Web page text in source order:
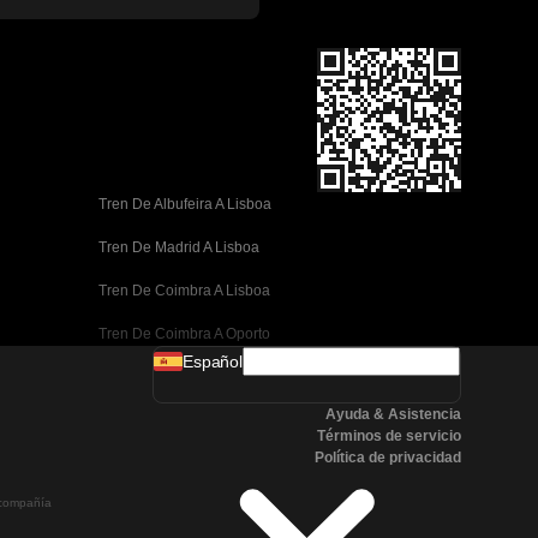
Tren De Albufeira A Lisboa
Tren De Madrid A Lisboa
Tren De Coimbra A Lisboa
Tren De Coimbra A Oporto
Tren De Valencia A Barcelona
Tren De Málaga A Madrid
Español
Ayuda & Asistencia
Términos de servicio
Política de privacidad